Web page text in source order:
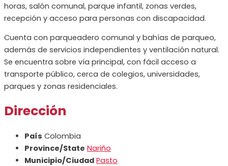
horas, salón comunal, parque infantil, zonas verdes,
recepción y acceso para personas con discapacidad.
Cuenta con parqueadero comunal y bahías de parqueo,
además de servicios independientes y ventilación natural.
Se encuentra sobre vía principal, con fácil acceso a
transporte público, cerca de colegios, universidades,
parques y zonas residenciales.
Dirección
País Colombia
Province/State Nariño
Municipio/Ciudad Pasto